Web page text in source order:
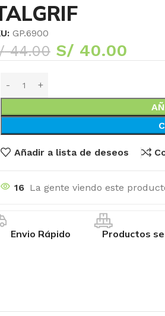
GP.6900
44.00 S/ 40.00
Añadir a lista de deseos
16 La gente viendo este
Envio Rápido Productos